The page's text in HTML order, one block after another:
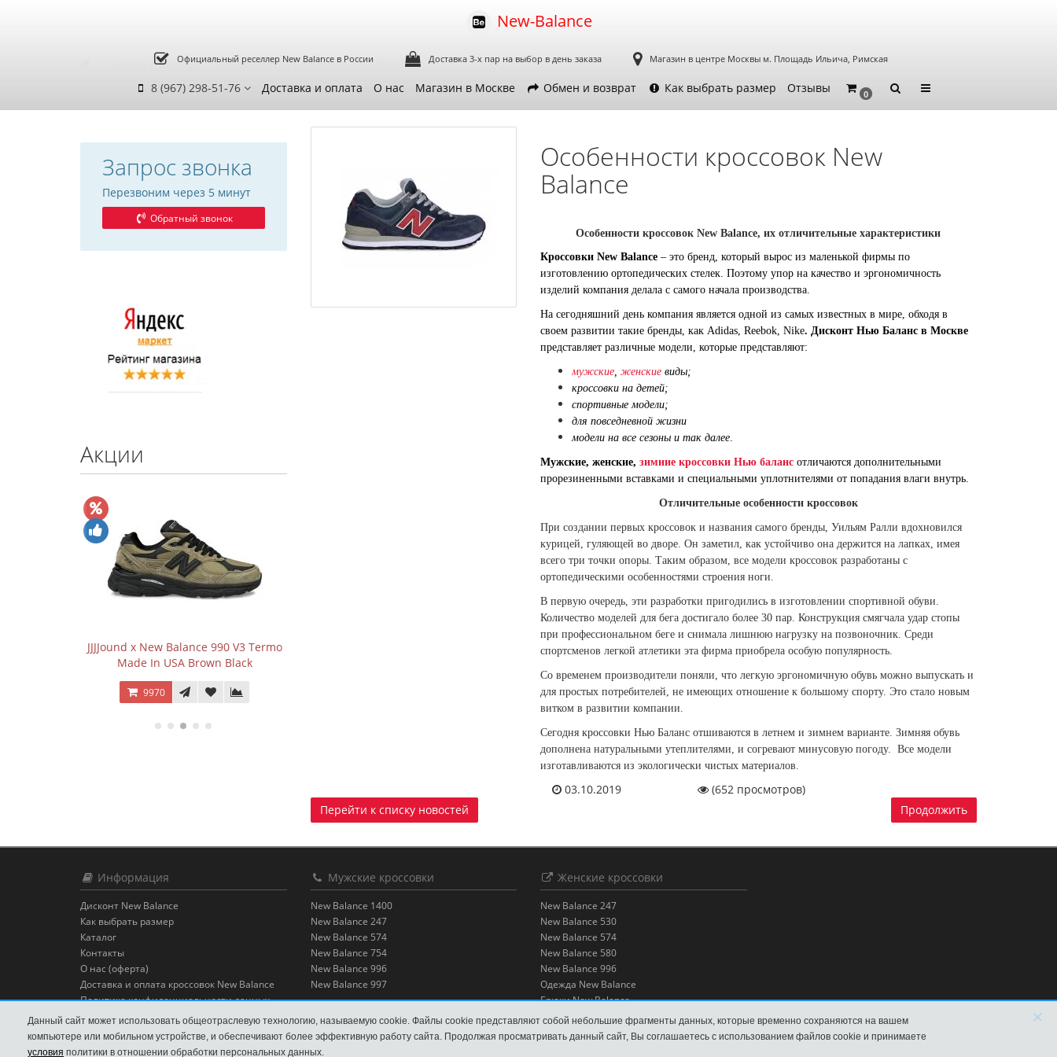
New-Balance
Официальный реселлер New Balance в России Доставка 3-х пар на выбор в день заказа Магазин в центре Москвы м. Площадь Ильича, Римская
8 (967) 298-51-76 Доставка и оплата О нас Магазин в Москве Обмен и возврат Как выбрать размер Отзывы 0
Список новостей Особенности кроссовок New Balance
Запрос звонка
Перезвоним через 5 минут
Обратный звонок
Акции
JJJJound x New Balance 990 V3 Termo
Made In USA Brown Black
9970
Loro Piana x New Balance 990 V6 Made
11970
Особенности кроссовок New
Balance
Особенности кроссовокNew Balance, их отличительные характеристики
Кроссовки New Balance – это бренд, который вырос из маленькой фирмы по
изготовлению ортопедических стелек. Поэтому упор на качество и эргономичность
изделий компания делала с самого начала производства.
На сегодняшний день компания является одной из самых известных в мире, обходя в
своем развитии такие бренды, как Adidas, Reebok, Nike. Дисконт Нью Баланс в Москве
представляет различные модели, которые представляют:
мужские, женскиевиды;
кроссовки на детей;
спортивные модели;
для повседневной жизни
модели на все сезоны и так далее.
Мужские, женские, зимние кроссовки Нью балансотличаются дополнительными
прорезиненными вставками и специальными уплотнителями от попадания влаги внутрь.
Отличительные особенности кроссовок
При создании первых кроссовок и названия самого бренды, Уильям Ралли вдохновился
курицей, гуляющей во дворе. Он заметил, как устойчиво она держится на лапках, имея
всего три точки опоры. Таким образом, все модели кроссовок разработаны с
ортопедическими особенностями строения ноги.
В первую очередь, эти разработки пригодились в изготовлении спортивной обуви.
Количество моделей для бега достигало более 30 пар. Конструкция смягчала удар стопы
при профессиональном беге и снимала лишнюю нагрузку на позвоночник. Среди
спортсменов легкой атлетики эта фирма приобрела особую популярность.
Со временем производители поняли, что легкую эргономичную обувь можно выпускать и
для простых потребителей, не имеющих отношение к большому спорту. Это стало новым
витком в развитии компании.
Сегодня кроссовки Нью Баланс отшиваются в летнем и зимнем варианте. Зимняя обувь
дополнена натуральными утеплителями, и согревают минусовую погоду. Все модели
изготавливаются из экологически чистых материалов.
03.10.2019
(652 просмотров)
Перейти к списку новостей
Продолжить
Информация
Дисконт New Balance
Как выбрать размер
Каталог
Контакты
О нас (оферта)
Доставка и оплата кроссовок New Balance
Политика конфиденциальности данных
Обмен и возврат
Отзывы
Мужские кроссовки
New Balance 1400
New Balance 247
New Balance 574
New Balance 754
New Balance 996
New Balance 997
Женские кроссовки
New Balance 247
New Balance 530
New Balance 574
New Balance 580
New Balance 996
Одежда New Balance
Брюки New Balance
Футболки New Balance
Шорты New Balance
Данный сайт может использовать общеотраслевую технологию, называемую cookie. Файлы cookie представляют собой небольшие фрагменты данных, которые временно сохраняются на вашем
компьютере или мобильном устройстве, и обеспечивают более эффективную работу сайта. Продолжая просматривать данный сайт, Вы соглашаетесь с использованием файлов cookie и принимаете
условия политики в отношении обработки персональных данных.
×